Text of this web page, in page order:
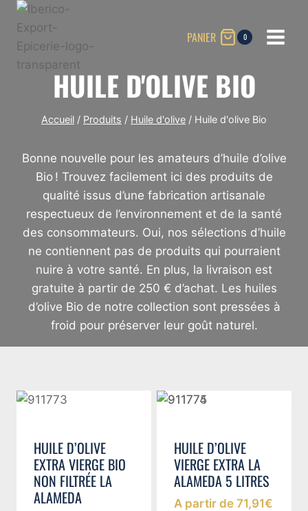
Aller
contenu
PANIER 0
HUILE D'OLIVE BIO
Accueil / Produits / Huile d'olive / Huile d'olive Bio
Bonne nouvelle pour les amateurs d’huile d’olive
Bio ! Trouvez facilement ici des produits de
qualité issus d’une fabrication artisanale
respectueux de l’environnement et de la santé
des consommateurs. Oui, nos sélections d’huile
ne contiennent pas de produits qui pourraient
nuire à votre santé. En plus, la livraison est
gratuite à partir de 250 € d’achat. Les huiles
d’olive Bio de notre collection sont pressées à
froid pour préserver leur goût naturel.
HUILE D’OLIVE
EXTRA VIERGE BIO
NON FILTRÉE LA
ALAMEDA
HUILE D’OLIVE
VIERGE EXTRA LA
ALAMEDA 5 LITRES
A partir de 71,91€